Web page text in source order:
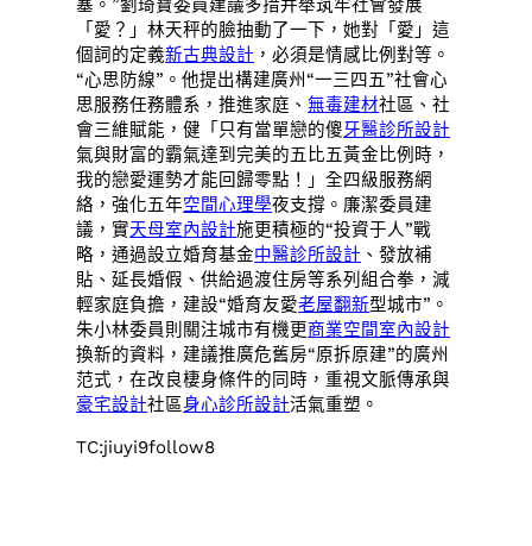
塞。”劉琦寶委員建議多措并舉筑牢社會發展
「愛？」林天秤的臉抽動了一下，她對「愛」這
個詞的定義新古典設計 ，必須是情感比例對等。
“心思防線”。他提出構建廣州“一三四五”社會心
思服務任務體系，推進家庭、無毒建材社區、社
會三維賦能，健「只有當單戀的傻牙醫診所設計
氣與財富的霸氣達到完美的五比五黃金比例時，
我的戀愛運勢才能回歸零點！」全四級服務網
絡，強化五年空間心理學夜支撐。廉潔委員建
議，實天母室內設計施更積極的“投資于人”戰
略，通過設立婚育基金中醫診所設計 、發放補
貼、延長婚假、供給過渡住房等系列組合拳，減
輕家庭負擔，建設“婚育友愛老屋翻新型城市”。
朱小林委員則關注城市有機更商業空間室內設計
換新的資料，建議推廣危舊房“原拆原建”的廣州
范式，在改良棲身條件的同時，重視文脈傳承與
豪宅設計社區身心診所設計活氣重塑。
TC:jiuyi9follow8